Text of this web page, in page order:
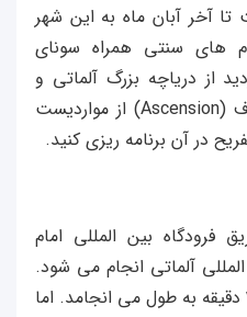
تا آخر آبان ماه به این شهر
های سنتی همراه سونای
از دریاچه بزرگ آلماتی و
بازدید از کلیسای جامع زینکوف (Ascension) از مواردیست
در آن برنامه ریزی کنید.
فرودگاه بین المللی امام
آلماتی انجام می شود.
این پرواز حدود ۳ ساعت و ۳۰ دقیقه به طول می انجامد. اما